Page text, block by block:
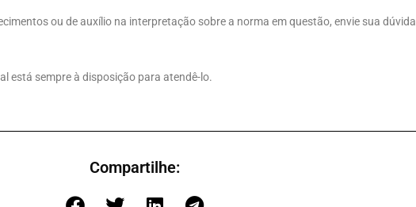
ou de auxílio na interpretação sobre a norma em questão, envie sua dúvida
está sempre à disposição para atendê-lo.
Compartilhe: